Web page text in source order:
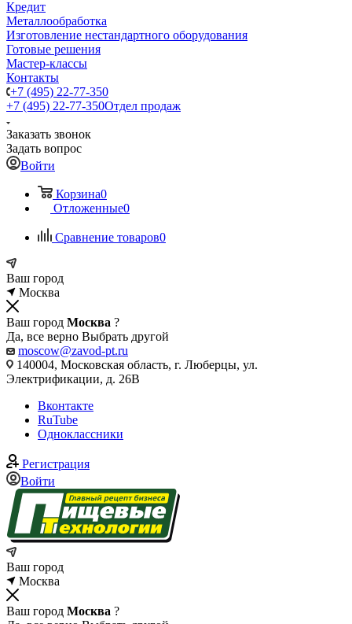
Кредит
Металлообработка
Изготовление нестандартного оборудования
Готовые решения
Мастер-классы
Контакты
+7 (495) 22-77-350
+7 (495) 22-77-350Отдел продаж
Заказать звонок
Задать вопрос
Войти
Корзина0
Отложенные0
Сравнение товаров0
Ваш город
Москва
Ваш город Москва ?
Да, все верно Выбрать другой
moscow@zavod-pt.ru
140004, Московская область, г. Люберцы, ул.
Электрификации, д. 26В
Вконтакте
RuTube
Одноклассники
Регистрация
Войти
Ваш город
Москва
Ваш город Москва ?